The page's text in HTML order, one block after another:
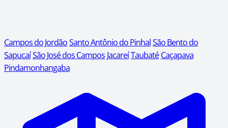
Campos do JordãoSanto Antônio do PinhalSão Bento do
SapucaíSão José dos Campos JacareíTaubaté Caçapava
Pindamonhangaba